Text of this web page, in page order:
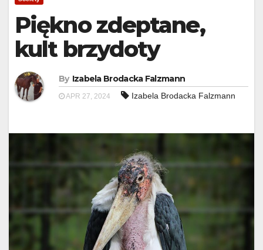
Piękno zdeptane,
kult brzydoty
By Izabela Brodacka Falzmann
APR 27, 2024 Izabela Brodacka Falzmann